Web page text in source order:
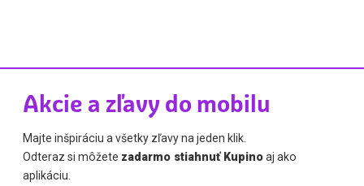
Akcie a zľavy do mobilu
Majte inšpiráciu a všetky zľavy na jeden klik.
Odteraz si môžete zadarmo stiahnuť Kupinoaj ako
aplikáciu.